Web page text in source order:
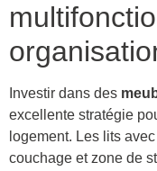
Investir dans des
excellente stratégie
logement. Les lits
couchage et zone de